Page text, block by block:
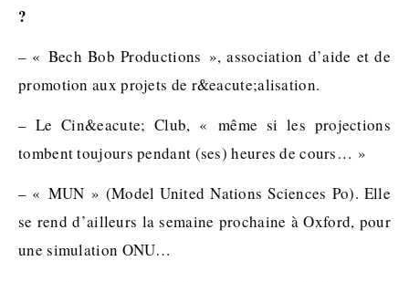
?
– « Bech Bob Productions », association d’aide et de
promotion aux projets de r&eacute;alisation.
– Le Cin&eacute; Club, « même si les projections
tombent toujours pendant (ses) heures de cours… »
– « MUN » (Model United Nations Sciences Po). Elle
se rend d’ailleurs la semaine prochaine à Oxford, pour
une simulation ONU…